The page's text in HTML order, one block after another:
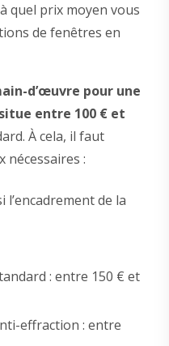
quel prix moyen vous
de fenêtres en
d’œuvre pour une
entre 100 € et
À cela, il faut
nécessaires :
de la
: entre 150 € et
effraction : entre